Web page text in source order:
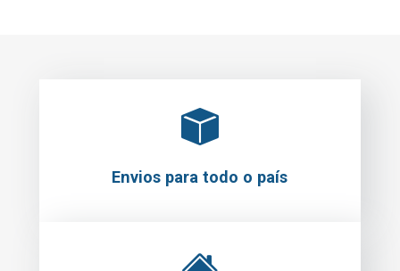
Envios para todo o país